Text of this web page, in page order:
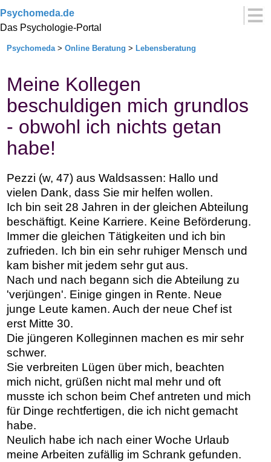
Psychomeda.de
Das Psychologie-Portal
Psychomeda>Online Beratung > Lebensberatung
Meine Kollegen
beschuldigen mich grundlos
- obwohl ich nichts getan
habe!
Pezzi (w, 47) aus Waldsassen: Hallo und
vielen Dank, dass Sie mir helfen wollen.
Ich bin seit 28 Jahren in der gleichen Abteilung
beschäftigt. Keine Karriere. Keine Beförderung.
Immer die gleichen Tätigkeiten und ich bin
zufrieden. Ich bin ein sehr ruhiger Mensch und
kam bisher mit jedem sehr gut aus.
Nach und nach begann sich die Abteilung zu
'verjüngen'. Einige gingen in Rente. Neue
junge Leute kamen. Auch der neue Chef ist
erst Mitte 30.
Die jüngeren Kolleginnen machen es mir sehr
schwer.
Sie verbreiten Lügen über mich, beachten
mich nicht, grüßen nicht mal mehr und oft
musste ich schon beim Chef antreten und mich
für Dinge rechtfertigen, die ich nicht gemacht
habe.
Neulich habe ich nach einer Woche Urlaub
meine Arbeiten zufällig im Schrank gefunden.